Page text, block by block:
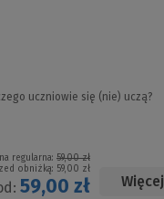
uczniowie się (nie) uczą?
regularna: 59,00 zł
obniżką: 59,00 zł
59,00 zł Więcej